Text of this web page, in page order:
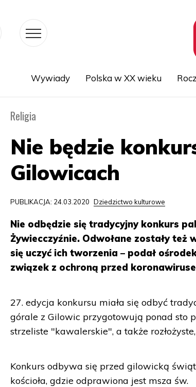
Wywiady Polska w XX wieku
Religia
Nie będzie
Gilowicach
PUBLIKACJA: 24.03.2020 Dziedzictwo kulturowe
Nie odbędzie się tradycyjny konkurs
Żywiecczyźnie. Odwołane zostały
się uczyć ich tworzenia – podał
związek z ochroną przed
27. edycja konkursu miała się odbyć
górale z Gilowic przygotowują ponad sto
strzeliste "kawalerskie", a także
Konkurs odbywa się przed gilowicką
kościoła, gdzie odprawiona jest msza św.